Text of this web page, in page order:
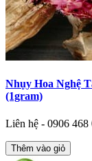
Nhụy Hoa Nghệ
(1gram)
Liên hệ - 0906 468
Thêm vào giỏ